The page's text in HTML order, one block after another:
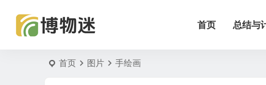
首页 总结与
首页 图片 手绘画